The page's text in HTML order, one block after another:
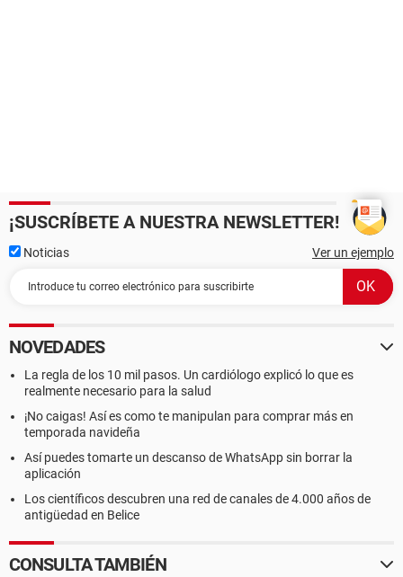
¡SUSCRÍBETE A NUESTRA NEWSLETTER!
Noticias Ver un ejemplo
NOVEDADES
La regla de los 10 mil pasos. Un cardiólogo explicó lo que es
realmente necesario para la salud
¡No caigas! Así es como te manipulan para comprar más en
temporada navideña
Así puedes tomarte un descanso de WhatsApp sin borrar la
aplicación
Los científicos descubren una red de canales de 4.000 años de
antigüedad en Belice
CONSULTA TAMBIÉN